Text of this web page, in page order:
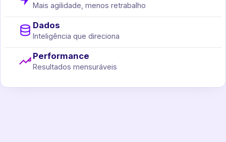
Mais agilidade, menos retrabalho
Dados
Inteligência que direciona
Performance
Resultados mensuráveis